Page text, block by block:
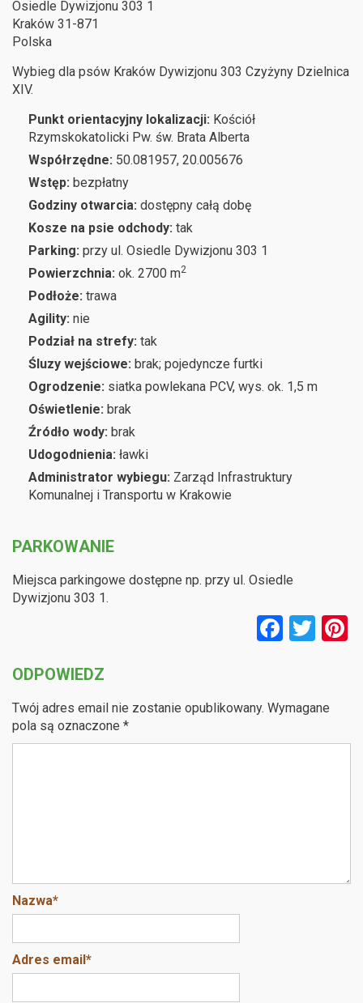
Osiedle Dywizjonu 303 1
Kraków 31-871
Polska
Wybieg dla psów Kraków Dywizjonu 303 Czyżyny Dzielnica
XIV.
Punkt orientacyjny lokalizacji: Kościół
Rzymskokatolicki Pw. św. Brata Alberta
Współrzędne: 50.081957, 20.005676
Wstęp: bezpłatny
Godziny otwarcia: dostępny całą dobę
Kosze na psie odchody: tak
Parking: przy ul. Osiedle Dywizjonu 303 1
Powierzchnia: ok. 2700 m2
Podłoże: trawa
Agility: nie
Podział na strefy: tak
Śluzy wejściowe: brak; pojedyncze furtki
Ogrodzenie: siatka powlekana PCV, wys. ok. 1,5 m
Oświetlenie: brak
Źródło wody: brak
Udogodnienia: ławki
Administrator wybiegu: Zarząd Infrastruktury
Komunalnej i Transportu w Krakowie
PARKOWANIE
Miejsca parkingowe dostępne np. przy ul. Osiedle
Dywizjonu 303 1.
F
b
T
er
ODPOWIEDZ
Twój adres email nie zostanie opublikowany. Wymagane
pola są oznaczone *
Nazwa*
Adres email*